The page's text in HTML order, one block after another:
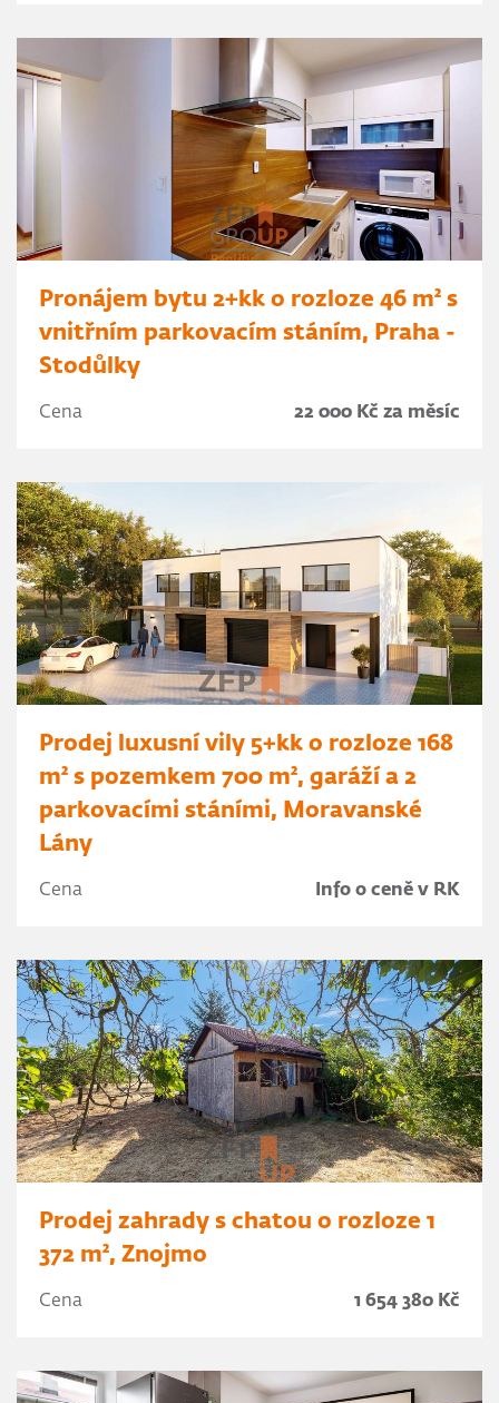
Pronájem bytu 2+kk o rozloze 46 m² s
vnitřním parkovacím stáním, Praha -
Stodůlky
Cena 22 000 Kč za měsíc
Prodej luxusní vily 5+kk o rozloze 168
m² s pozemkem 700 m², garáží a 2
parkovacími stáními, Moravanské
Lány
Cena Info o ceně v RK
Prodej zahrady s chatou o rozloze 1
372 m², Znojmo
Cena 1 654 380 Kč